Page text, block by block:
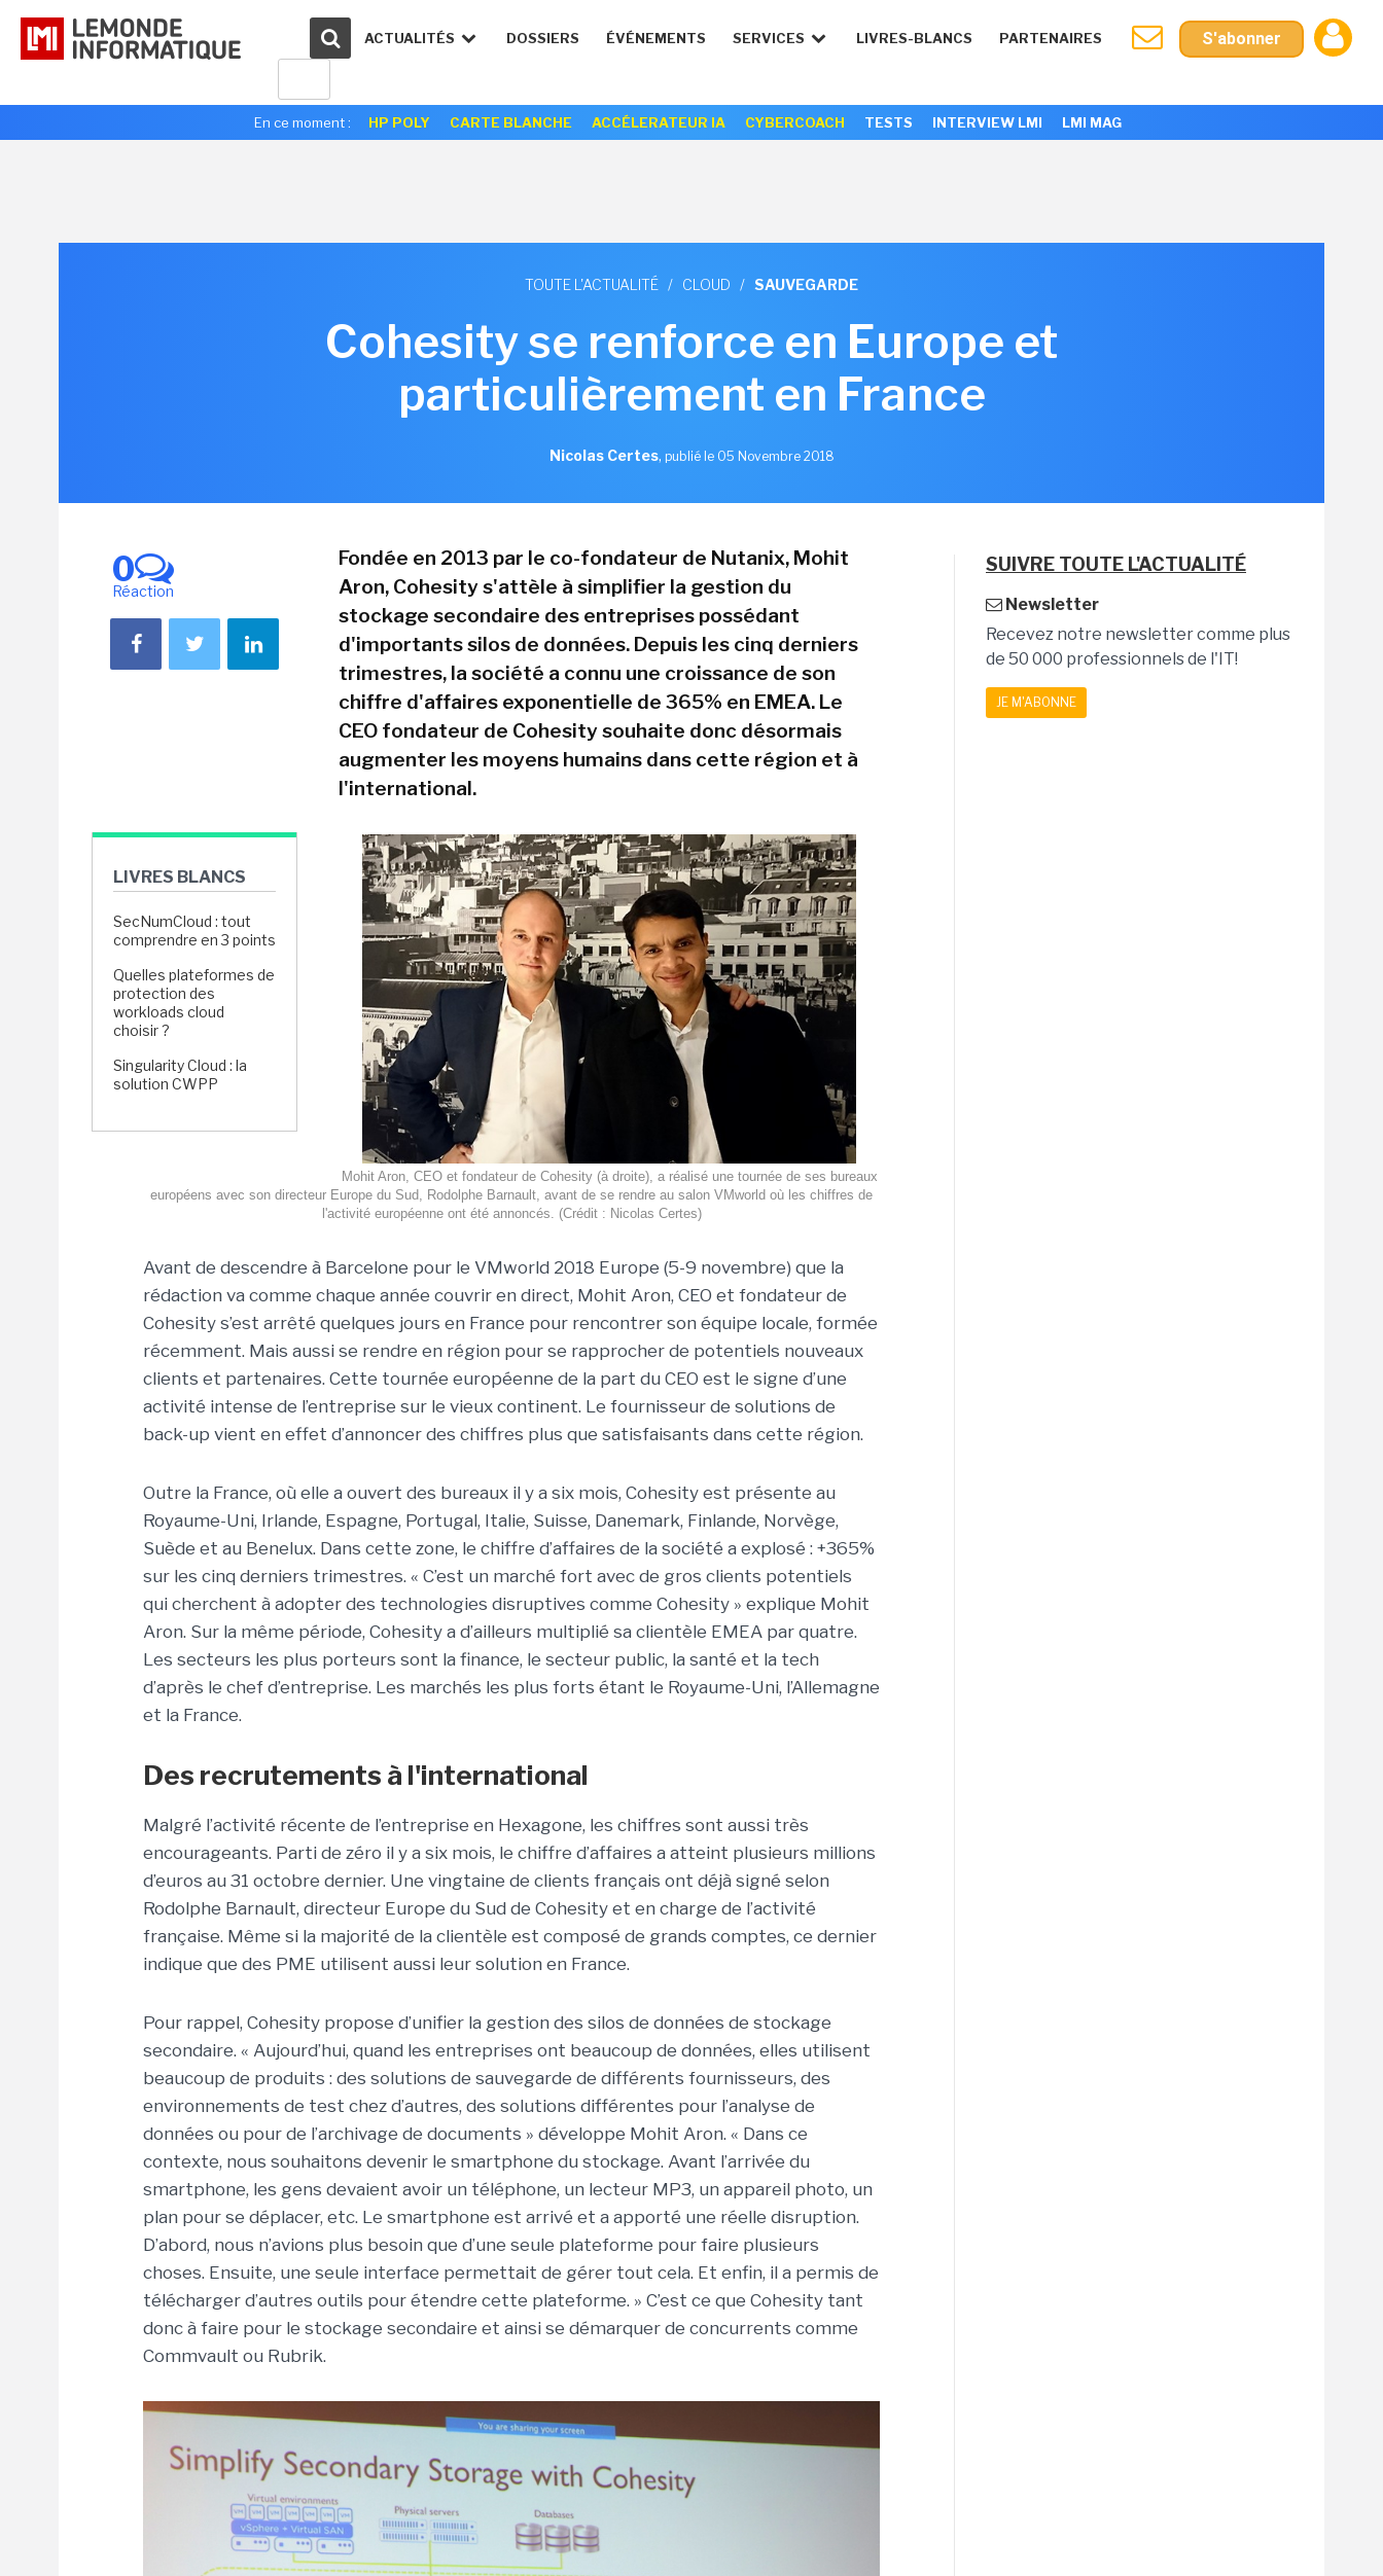
ACTUALITÉS DOSSIERS ÉVÉNEMENTS SERVICES LIVRES-BLANCS PARTENAIRES S'abonner
En ce moment : HP POLY CARTE BLANCHE ACCÉLERATEUR IA CYBERCOACH TESTS INTERVIEW LMI LMI MAG
TOUTE L'ACTUALITÉ / CLOUD / SAUVEGARDE
Cohesity se renforce en Europe et
particulièrement en France
Nicolas Certes, publié le 05 Novembre 2018
0
Réaction
LIVRES BLANCS
SecNumCloud : tout
comprendre en 3 points
Quelles plateformes de
protection des
workloads cloud
choisir ?
Singularity Cloud : la
solution CWPP
Fondée en 2013 par le co-fondateur de Nutanix, Mohit
Aron, Cohesity s'attèle à simplifier la gestion du
stockage secondaire des entreprises possédant
d'importants silos de données. Depuis les cinq derniers
trimestres, la société a connu une croissance de son
chiffre d'affaires exponentielle de 365% en EMEA. Le
CEO fondateur de Cohesity souhaite donc désormais
augmenter les moyens humains dans cette région et à
l'international.
Mohit Aron, CEO et fondateur de Cohesity (à droite), a réalisé une tournée de ses bureaux
européens avec son directeur Europe du Sud, Rodolphe Barnault, avant de se rendre au salon VMworld où les chiffres de
l'activité européenne ont été annoncés. (Crédit : Nicolas Certes)
Avant de descendre à Barcelone pour le VMworld 2018 Europe (5-9 novembre) que la
rédaction va comme chaque année couvrir en direct, Mohit Aron, CEO et fondateur de
Cohesity s’est arrêté quelques jours en France pour rencontrer son équipe locale, formée
récemment. Mais aussi se rendre en région pour se rapprocher de potentiels nouveaux
clients et partenaires. Cette tournée européenne de la part du CEO est le signe d’une
activité intense de l’entreprise sur le vieux continent. Le fournisseur de solutions de
back-up vient en effet d’annoncer des chiffres plus que satisfaisants dans cette région.
Outre la France, où elle a ouvert des bureaux il y a six mois, Cohesity est présente au
Royaume-Uni, Irlande, Espagne, Portugal, Italie, Suisse, Danemark, Finlande, Norvège,
Suède et au Benelux. Dans cette zone, le chiffre d’affaires de la société a explosé : +365%
sur les cinq derniers trimestres. « C’est un marché fort avec de gros clients potentiels
qui cherchent à adopter des technologies disruptives comme Cohesity » explique Mohit
Aron. Sur la même période, Cohesity a d’ailleurs multiplié sa clientèle EMEA par quatre.
Les secteurs les plus porteurs sont la finance, le secteur public, la santé et la tech
d’après le chef d’entreprise. Les marchés les plus forts étant le Royaume-Uni, l’Allemagne
et la France.
Des recrutements à l'international
Malgré l’activité récente de l’entreprise en Hexagone, les chiffres sont aussi très
encourageants. Parti de zéro il y a six mois, le chiffre d’affaires a atteint plusieurs millions
d’euros au 31 octobre dernier. Une vingtaine de clients français ont déjà signé selon
Rodolphe Barnault, directeur Europe du Sud de Cohesity et en charge de l’activité
française. Même si la majorité de la clientèle est composé de grands comptes, ce dernier
indique que des PME utilisent aussi leur solution en France.
Pour rappel, Cohesity propose d’unifier la gestion des silos de données de stockage
secondaire. « Aujourd’hui, quand les entreprises ont beaucoup de données, elles utilisent
beaucoup de produits : des solutions de sauvegarde de différents fournisseurs, des
environnements de test chez d’autres, des solutions différentes pour l’analyse de
données ou pour de l’archivage de documents » développe Mohit Aron. « Dans ce
contexte, nous souhaitons devenir le smartphone du stockage. Avant l’arrivée du
smartphone, les gens devaient avoir un téléphone, un lecteur MP3, un appareil photo, un
plan pour se déplacer, etc. Le smartphone est arrivé et a apporté une réelle disruption.
D’abord, nous n’avions plus besoin que d’une seule plateforme pour faire plusieurs
choses. Ensuite, une seule interface permettait de gérer tout cela. Et enfin, il a permis de
télécharger d’autres outils pour étendre cette plateforme. » C’est ce que Cohesity tant
donc à faire pour le stockage secondaire et ainsi se démarquer de concurrents comme
Commvault ou Rubrik.
SUIVRE TOUTE L'ACTUALITÉ
Newsletter
Recevez notre newsletter comme plus
de 50 000 professionnels de l'IT!
JE M'ABONNE